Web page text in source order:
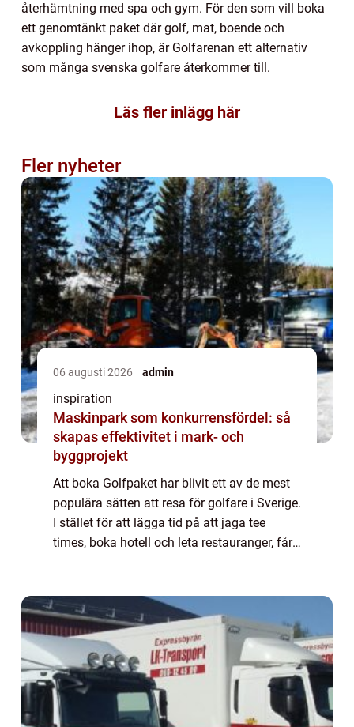
återhämtning med spa och gym. För den som vill boka
ett genomtänkt paket där golf, mat, boende och
avkoppling hänger ihop, är Golfarenan ett alternativ
som många svenska golfare återkommer till.
Läs fler inlägg här
Fler nyheter
06 augusti 2026 admin
inspiration
Maskinpark som konkurrensfördel: så
skapas effektivitet i mark- och
byggprojekt
Att boka Golfpaket har blivit ett av de mest
populära sätten att resa för golfare i Sverige.
I stället för att lägga tid på att jaga tee
times, boka hotell och leta restauranger, får